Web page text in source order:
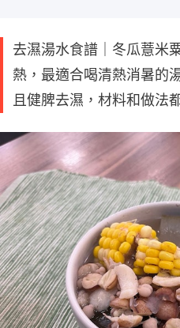
去濕湯水食譜｜冬瓜薏米
熱，最適合喝清熱消暑的
且健脾去濕，材料和做法